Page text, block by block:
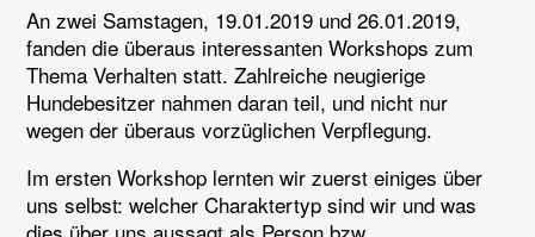
An zwei Samstagen, 19.01.2019 und 26.01.2019,
fanden die überaus interessanten Workshops zum
Thema Verhalten statt. Zahlreiche neugierige
Hundebesitzer nahmen daran teil, und nicht nur
wegen der überaus vorzüglichen Verpflegung.
Im ersten Workshop lernten wir zuerst einiges über
uns selbst: welcher Charaktertyp sind wir und was